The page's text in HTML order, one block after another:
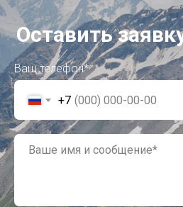
Оставить
Ваш телефон*
+7